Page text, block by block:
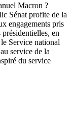
Macron ?
Sénat profite de la
engagements pris
en
Service national
service de la
du service